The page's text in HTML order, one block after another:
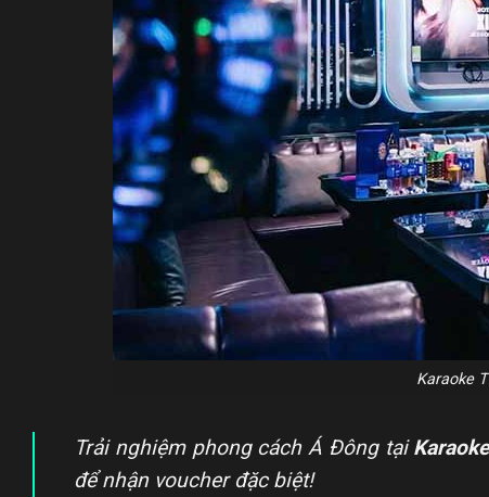
Karaoke
Trải nghiệm phong cách Á Đông tại
để nhận voucher đặc biệt!